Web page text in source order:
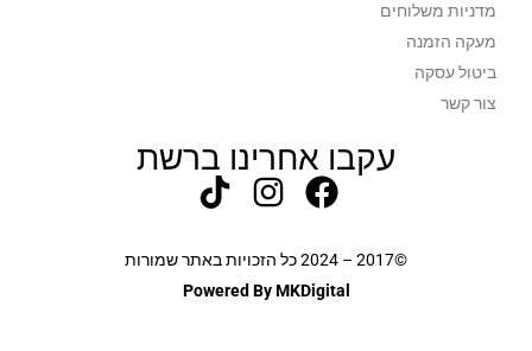
מדניות משלוחים
מעקה הזמנה
ביטול עסקה
צור קשר
עקבו אחרינו ברשת
©2017 – 2024 כל הזכויות באתר שמורות
Powered By MKDigital